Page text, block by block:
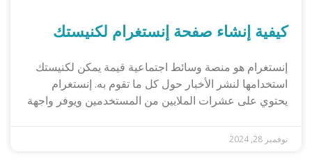
كيفية إنشاء صفحة إنستغرام لكنيستك
إنستغرام هو منصة وسائط اجتماعية قيمة يمكن لكنيستك
استخدامها لنشر الأخبار حول كل ما تقوم به. إنستغرام
يحتوي على عشرات الملايين من المستخدمين ويوفر واجهة
نوفمبر 28, 2024